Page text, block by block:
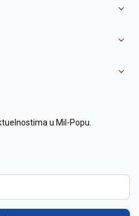
u Mil-Popu.